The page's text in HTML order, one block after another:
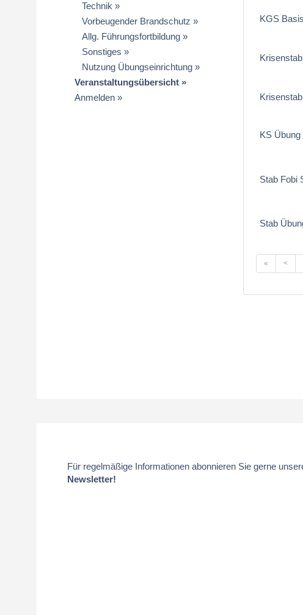
Technik
Vorbeugender Brandschutz
Allg. Führungsfortbildung
Sonstiges
Nutzung Übungseinrichtung
Veranstaltungsübersicht
Anmelden
KGS Basis
KS
Stab Fobi
Stab
« <
Für regelmäßige Informationen abonnieren Sie gerne
Newsletter!